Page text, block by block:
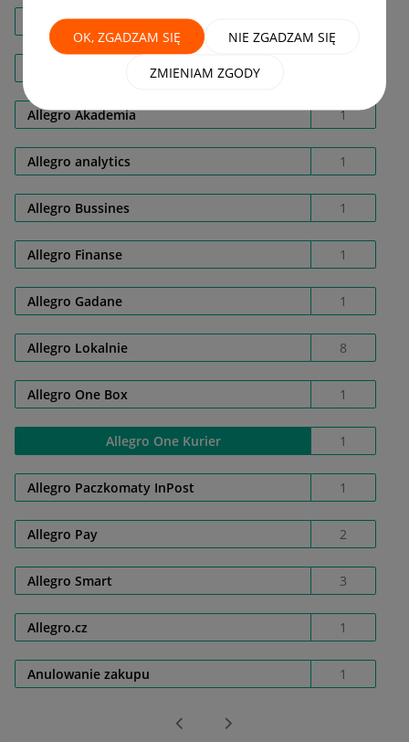
OK, ZGADZAM SIĘ NIE ZGADZAM SIĘ
ZMIENIAM ZGODY
Akademia Allegro
Allegro Akademia 1
Allegro analytics 1
Allegro Bussines 1
Allegro Finanse 1
Allegro Gadane 1
Allegro Lokalnie 8
Allegro One Box 1
Allegro One Kurier 1
Allegro Paczkomaty InPost 1
Allegro Pay 2
Allegro Smart 3
Allegro.cz 1
Anulowanie zakupu 1